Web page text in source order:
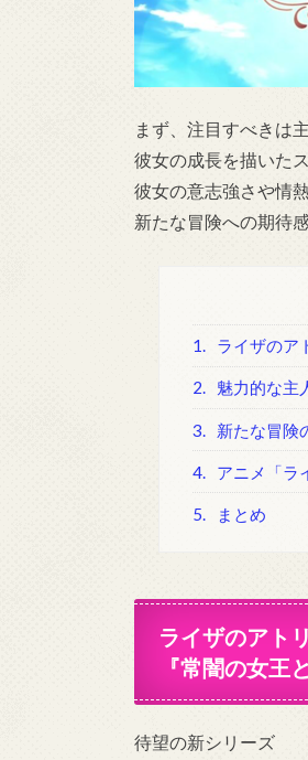
まず、注目すべきは
彼女の成長を描いた
彼女の意志強さや情
新たな冒険への期待
1. ライザのア
2. 魅力的な主
3. 新たな冒険
4. アニメ「ラ
5. まとめ
ライザのアト
『常闇の女王
待望の新シリーズ